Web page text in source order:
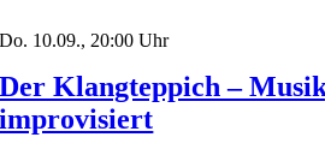
Do. 10.09., 20:00 Uhr
Der Klangteppich –
improvisiert